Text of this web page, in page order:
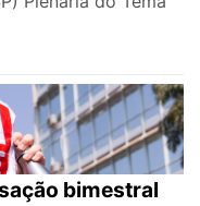
bimestral